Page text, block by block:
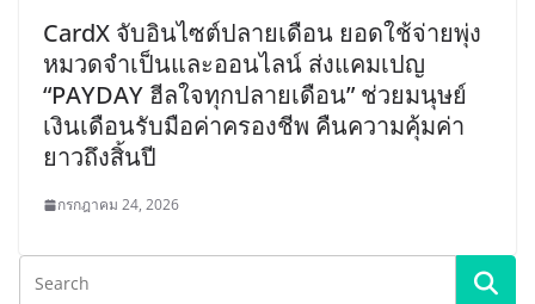
CardX จับอินไซต์ปลายเดือน ยอดใช้จ่ายพุ่ง
หมวดจำเป็นและออนไลน์ ส่งแคมเปญ
“PAYDAY ฮีลใจทุกปลายเดือน” ช่วยมนุษย์
เงินเดือนรับมือค่าครองชีพ คืนความคุ้มค่า
ยาวถึงสิ้นปี
กรกฎาคม 24, 2026